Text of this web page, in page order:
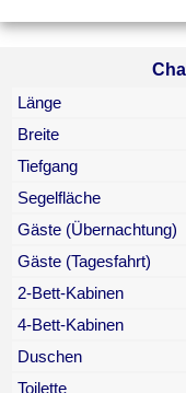
Länge
Breite
Tiefgang
Segelfläche
Gäste (Übernachtung)
Gäste (Tagesfahrt)
2-Bett-Kabinen
4-Bett-Kabinen
Duschen
Toilette